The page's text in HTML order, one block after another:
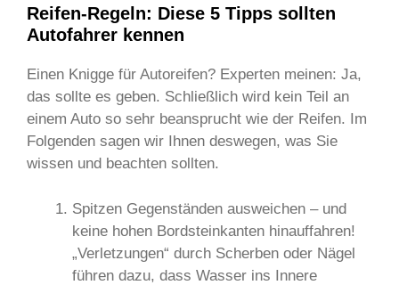
Reifen-Regeln: Diese 5 Tipps sollten
Autofahrer kennen
Einen Knigge für Autoreifen? Experten meinen: Ja,
das sollte es geben. Schließlich wird kein Teil an
einem Auto so sehr beansprucht wie der Reifen. Im
Folgenden sagen wir Ihnen deswegen, was Sie
wissen und beachten sollten.
Spitzen Gegenständen ausweichen – und
keine hohen Bordsteinkanten hinauffahren!
„Verletzungen“ durch Scherben oder Nägel
führen dazu, dass Wasser ins Innere